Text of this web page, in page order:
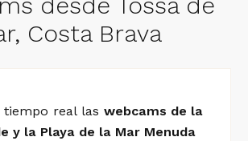
Costa Brava
real las webcams de la
y la Playa de la Mar Menuda